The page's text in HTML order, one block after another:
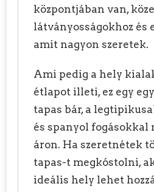
központjában van,
látványosságokhoz és
amit nagyon szeretek.
Ami pedig a hely
étlapot illeti, ez egy
tapas bár, a
és spanyol fogásokkal
áron. Ha szeretnétek
tapas-t megkóstolni,
ideális hely lehet